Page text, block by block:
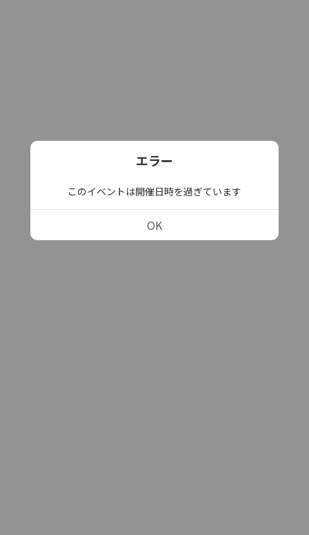
エラー
このイベントは開催日時を過ぎています
OK